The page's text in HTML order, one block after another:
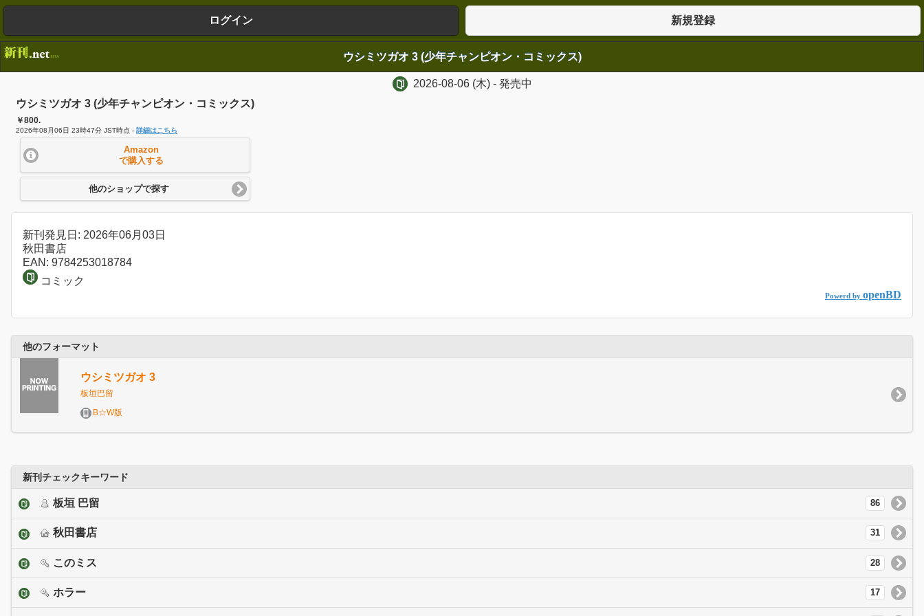
ログイン 新規登録
ウシミツガオ 3 (少年チャンピオン・コミックス)
2026-08-06(木)- 発売中
ウシミツガオ 3 (少年チャンピオン・コミックス)
￥800.
2026年08月06日 23時47分 JST時点 - 詳細はこちら
Amazon
で購入する
他のショップで探す
新刊発見日: 2026年06月03日
秋田書店
EAN: 9784253018784
コミック
Powerd by openBD
他のフォーマット
ウシミツガオ 3
板垣巴留
B☆W版
新刊チェックキーワード
板垣 巴留 86
秋田書店 31
このミス 28
ホラー 17